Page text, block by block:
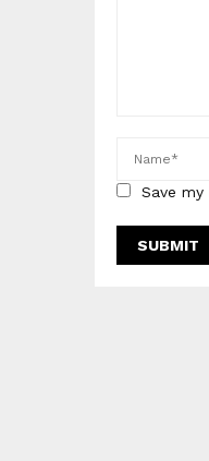
Save